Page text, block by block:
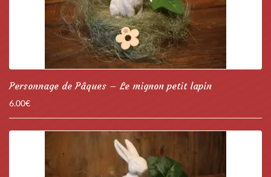
Personnage de Pâques – Le mignon petit lapin
6.00€